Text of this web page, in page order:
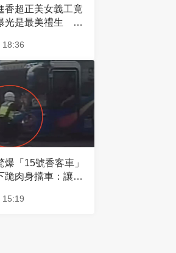
香超正美女義工竟
光是最美禮生 一
18:36
爆「15號香客車」
跪肉身擋車：讓行
15:19